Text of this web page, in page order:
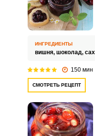
ИНГРЕДИЕНТЫ
вишня, шоколад,
150 мин
СМОТРЕТЬ РЕЦЕПТ
ВХОД НА САЙТ
с помощью